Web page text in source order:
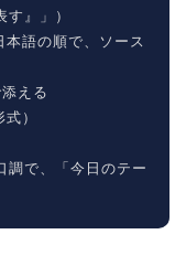
』」）
語の順で、ソース
える
）
調で、「今日のテー